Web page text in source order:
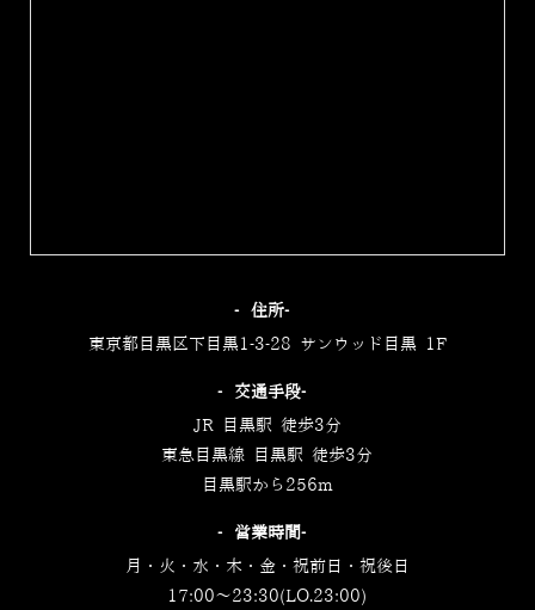
‐住所‐
東京都目黒区下目黒1-3-28 サンウッド目黒 1F
‐交通手段‐
JR 目黒駅 徒歩3分
東急目黒線 目黒駅 徒歩3分
目黒駅から256m
‐営業時間‐
月・火・水・木・金・祝前日・祝後日
17:00～23:30(LO.23:00)